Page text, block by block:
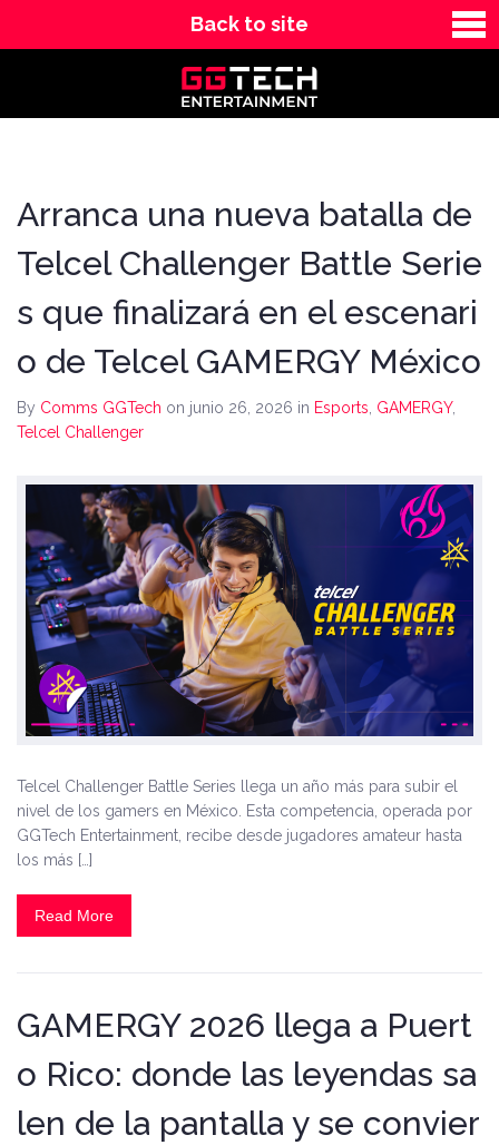
Back to site
Contact
Arranca una nueva batalla de
Telcel Challenger Battle Serie
s que finalizará en el escenari
o de Telcel GAMERGY México
By Comms GGTech on junio 26, 2026 in Esports GAMERGY,
Telcel Challenger
Telcel Challenger Battle Series llega un año más para subir el
nivel de los gamers en México. Esta competencia, operada por
GGTech Entertainment, recibe desde jugadores amateur hasta
los más […]
Read More
GAMERGY 2026 llega a Puert
o Rico: donde las leyendas sa
len de la pantalla y se convier